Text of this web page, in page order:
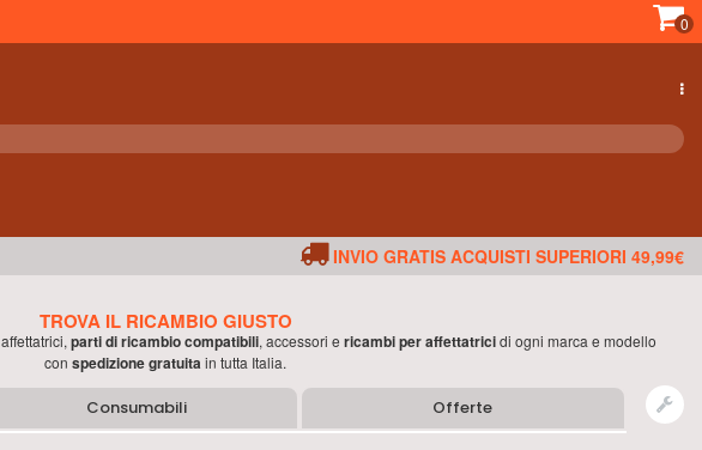
0
INVIO GRATIS ACQUISTI SUPERIORI 49,99€
TROVA IL RICAMBIO GIUSTO
affettatrici, parti di ricambio compatibili, accessori e ricambi peraffettatricidi ogni marca e modello
con spedizione gratuitain tutta Italia.
Consumabili Offerte